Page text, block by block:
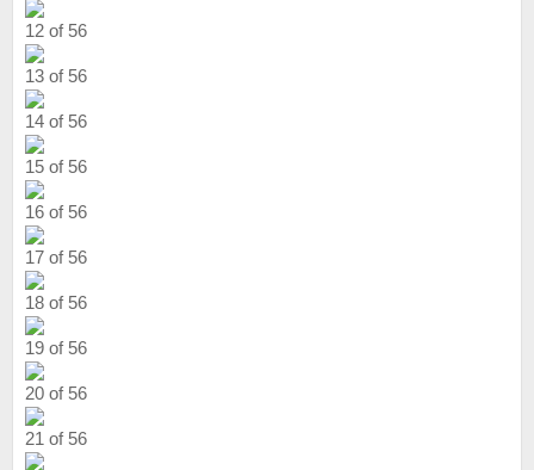
12 of 56
13 of 56
14 of 56
15 of 56
16 of 56
17 of 56
18 of 56
19 of 56
20 of 56
21 of 56